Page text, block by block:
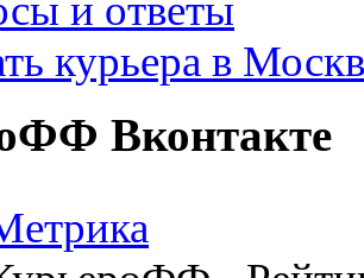
и ответы
курьера в
Вконтакте